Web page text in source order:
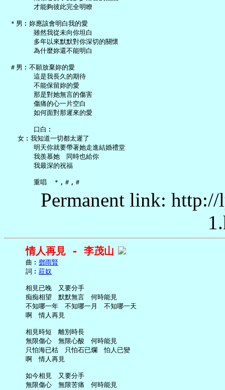
       才能夠彼此完全明瞭
＊男︰妳應該會明白我的愛
       雖然我從未向你坦白
       多年以來默默對你深切的關懷
       為什麼妳還不能明白
＃男︰不願放棄妳的愛
       這是我長久的期待
       不能保留妳的愛
       那是對她無言的傷害
       傷痛的心一片空白
       如何面對那遲來的愛
       口白︰
   女︰我知道一切都太遲了
       明天你就要帶著她走進結婚禮堂
       我羨慕她　同時也給你
       我最深的祝福
Permanent link:
情人再見 - 李茂山
     曲︰
鄧雨賢
     詞︰
莊奴
     相見已晚　又要分手
     痴痴相望　默默無言　何時能見
     不知哪一年　不知哪一月　不知哪一天
     啊　情人再見
     相見時短　離別時長
     無限傷心　無限心酸　何時能見
     只怕海已枯　只怕石已爛　怕人已變
     啊　情人再見
     如今相見　又要分手
     無限傷心　無限苦痛　何時能見